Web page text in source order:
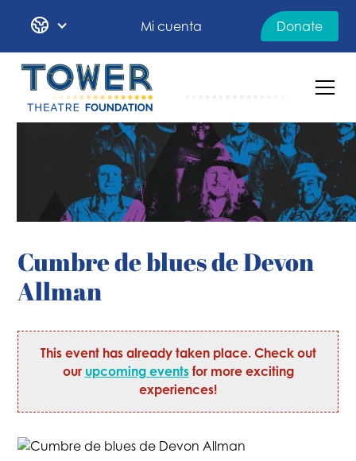
Mi cuenta Donate
Cumbre de blues de Devon
Allman
This event has already taken place. Check out
our upcoming eventsfor more exciting
experiences!